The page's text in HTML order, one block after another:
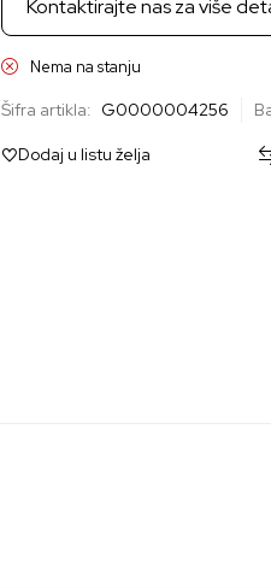
Kontaktirajte nas za više
Nema na stanju
Šifra artikla: G0000004256
Dodaj u listu želja